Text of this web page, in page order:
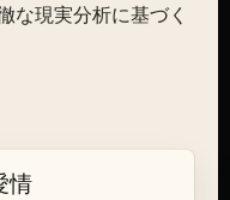
な現実分析に基づく
情